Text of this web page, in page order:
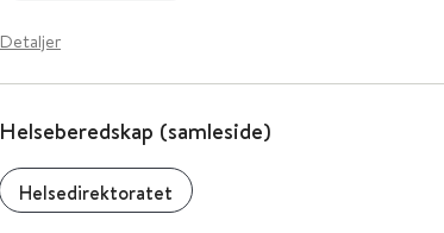
Detaljer
Helseberedskap (samleside)
Helsedirektoratet